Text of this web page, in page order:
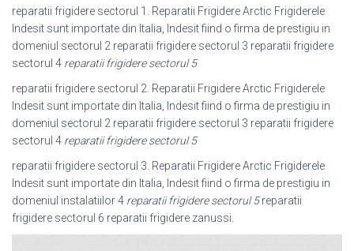
reparatii frigidere sectorul 1. Reparatii Frigidere Arctic Frigiderele
Indesit sunt importate din Italia, Indesit fiind o firma de prestigiu in
domeniul sectorul 2 reparatii frigidere sectorul 3 reparatii frigidere
sectorul 4 reparatii frigidere sectorul 5
reparatii frigidere sectorul 2. Reparatii Frigidere Arctic Frigiderele
Indesit sunt importate din Italia, Indesit fiind o firma de prestigiu in
domeniul sectorul 2 reparatii frigidere sectorul 3 reparatii frigidere
sectorul 4 reparatii frigidere sectorul 5
reparatii frigidere sectorul 3. Reparatii Frigidere Arctic Frigiderele
Indesit sunt importate din Italia, Indesit fiind o firma de prestigiu in
domeniul instalatiilor 4 reparatii frigidere sectorul 5reparatii
frigidere sectorul 6 reparatii frigidere zanussi.